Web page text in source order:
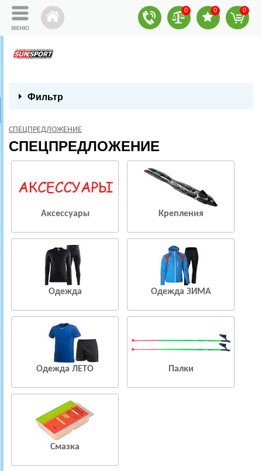
0 0 0
Фильтр
СПЕЦПРЕДЛОЖЕНИЕ
СПЕЦПРЕДЛОЖЕНИЕ
Аксессуары Крепления
Одежда Одежда ЗИМА
Одежда ЛЕТО Палки
Смазка